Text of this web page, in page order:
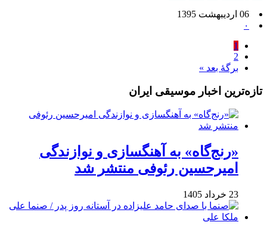
06 اردیبهشت 1395
۰
1
2
برگهٔ بعد »
تازه‌ترین اخبار موسیقی ایران
«رنج‌گاه» به آهنگسازی و نوازندگی
امیرحسین رئوفی منتشر شد
23 خرداد 1405